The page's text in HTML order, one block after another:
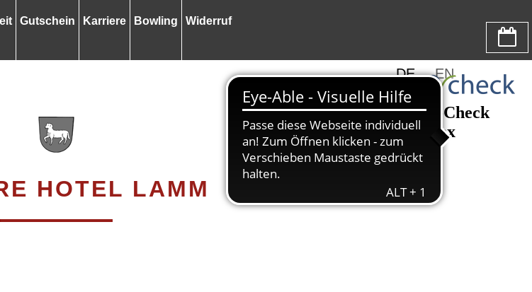
Gutschein Karriere Bowling Widerruf
DE EN
HOTEL LAMM